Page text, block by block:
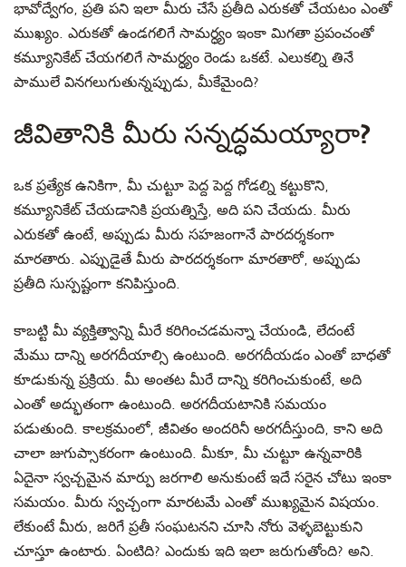
భావోద్వేగం, ప్రతి పని ఇలా మీరు చేసే ప్రతీది ఎరుకతో చేయటం ఎంతో
ముఖ్యం. ఎరుకతో ఉండగలిగే సామర్ధ్యం ఇంకా మిగతా ప్రపంచంతో
కమ్యూనికేట్ చేయగలిగే సామర్ధ్యం రెండు ఒకటే. ఎలుకల్ని తినే
పాములే వినగలుగుతున్నప్పుడు, మీకేమైంది?
జీవితానికి మీరు సన్నద్ధమయ్యారా?
ఒక ప్రత్యేక ఉనికిగా, మీ చుట్టూ పెద్ద పెద్ద గోడల్ని కట్టుకొని,
కమ్యూనికేట్ చేయడానికి ప్రయత్నిస్తే, అది పని చేయదు. మీరు
ఎరుకతో ఉంటే, అప్పుడు మీరు సహజంగానే పారదర్శకంగా
మారతారు. ఎప్పుడైతే మీరు పారదర్శకంగా మారతారో, అప్పుడు
ప్రతీది సుస్పష్టంగా కనిపిస్తుంది.
కాబట్టి మీ వ్యక్తిత్వాన్ని మీరే కరిగించడమన్నా చేయండి, లేదంటే
మేము దాన్ని అరగదీయాల్సి ఉంటుంది. అరగదీయడం ఎంతో బాధతో
కూడుకున్న ప్రక్రియ. మీ అంతట మీరే దాన్ని కరిగించుకుంటే, అది
ఎంతో అద్భుతంగా ఉంటుంది. అరగదీయటానికి సమయం
పడుతుంది. కాలక్రమంలో, జీవితం అందరినీ అరగదీస్తుంది, కాని అది
చాలా జుగుప్సాకరంగా ఉంటుంది. మీకూ, మీ చుట్టూ ఉన్నవారికి
ఏదైనా స్వచ్చమైన మార్పు జరగాలి అనుకుంటే ఇదే సరైన చోటు ఇంకా
సమయం. మీరు స్వచ్చంగా మారటమే ఎంతో ముఖ్యమైన విషయం.
లేకుంటే మీరు, జరిగే ప్రతీ సంఘటనని చూసి నోరు వెళ్ళబెట్టుకుని
చూస్తూ ఉంటారు. ఏంటిది? ఎందుకు ఇది ఇలా జరుగుతోంది? అని.